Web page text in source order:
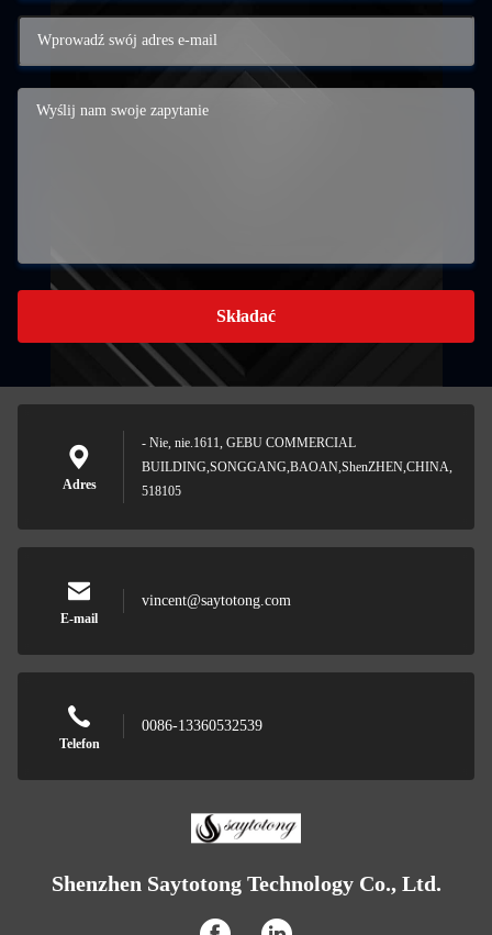
Składać
Adres
- Nie, nie.1611, GEBU COMMERCIAL
BUILDING,SONGGANG,BAOAN,ShenZHEN,CHINA,
518105
E-mail
vincent@saytotong.com
Telefon
0086-13360532539
Shenzhen Saytotong Technology Co., Ltd.